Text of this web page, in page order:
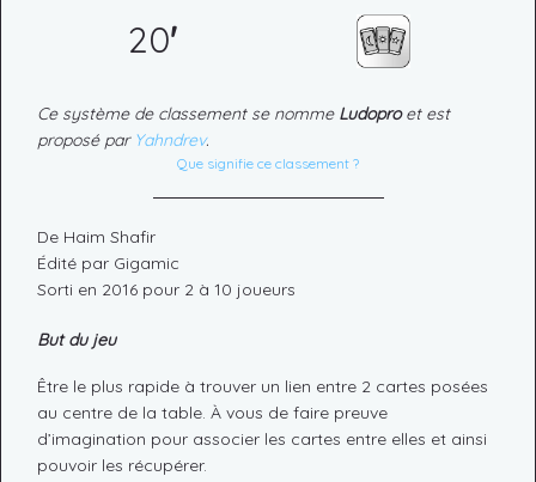
20'
Ce système de classement se nomme Ludoproet est
proposé par Yahndrev.
Que signifie ce classement ?
De Haim Shafir
Édité par Gigamic
Sorti en 2016 pour 2 à 10 joueurs
But du jeu
Être le plus rapide à trouver un lien entre 2 cartes posées
au centre de la table. À vous de faire preuve
d’imagination pour associer les cartes entre elles et ainsi
pouvoir les récupérer.